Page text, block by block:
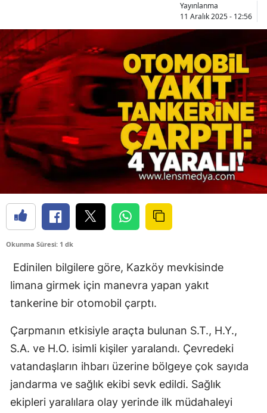
Yayınlanma
11 Aralık 2025 - 12:56
Okunma Süresi: 1 dk
Edinilen bilgilere göre, Kazköy mevkisinde
limana girmek için manevra yapan yakıt
tankerine bir otomobil çarptı.
Çarpmanın etkisiyle araçta bulunan S.T., H.Y.,
S.A. ve H.O. isimli kişiler yaralandı. Çevredeki
vatandaşların ihbarı üzerine bölgeye çok sayıda
jandarma ve sağlık ekibi sevk edildi. Sağlık
ekipleri yaralılara olay yerinde ilk müdahaleyi